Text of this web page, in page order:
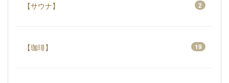
【サウナ】 2
【珈琲】 19